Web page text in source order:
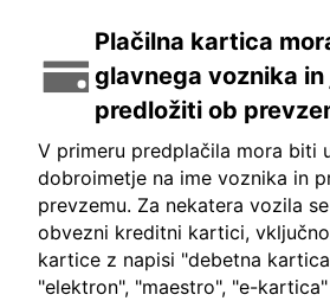
Plačilna kartica
glavnega voznika
predložiti ob
V primeru predplačila mora biti
dobroimetje na ime voznika in
prevzemu. Za nekatera vozila
obvezni kreditni kartici,
kartice z napisi "debetna
"elektron", "maestro", "e-